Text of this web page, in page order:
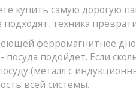
купить самую дорогую
техника
ферромагнитное
подойдет. Если
(металл с
всей системы.